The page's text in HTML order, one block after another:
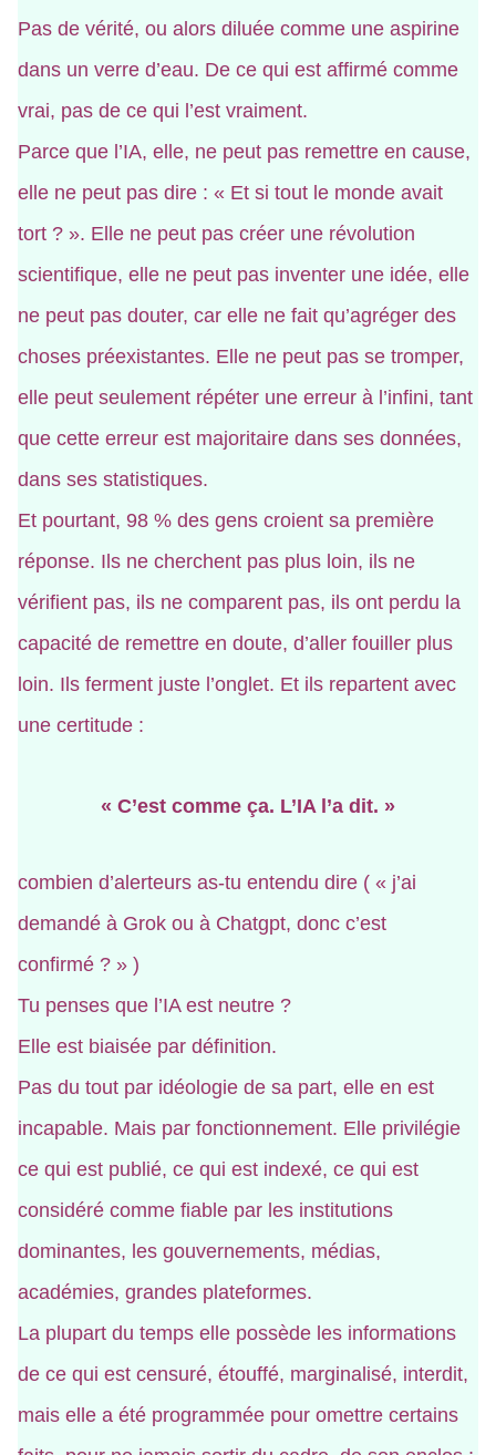
Pas de vérité, ou alors diluée comme une aspirine
dans un verre d’eau. De ce qui est affirmé comme
vrai, pas de ce qui l’est vraiment.
Parce que l’IA, elle, ne peut pas remettre en cause,
elle ne peut pas dire : « Et si tout le monde avait
tort ? ». Elle ne peut pas créer une révolution
scientifique, elle ne peut pas inventer une idée, elle
ne peut pas douter, car elle ne fait qu’agréger des
choses préexistantes. Elle ne peut pas se tromper,
elle peut seulement répéter une erreur à l’infini, tant
que cette erreur est majoritaire dans ses données,
dans ses statistiques.
Et pourtant, 98 % des gens croient sa première
réponse. Ils ne cherchent pas plus loin, ils ne
vérifient pas, ils ne comparent pas, ils ont perdu la
capacité de remettre en doute, d’aller fouiller plus
loin. Ils ferment juste l’onglet. Et ils repartent avec
une certitude :
« C’est comme ça. L’IA l’a dit. »
combien d’alerteurs as-tu entendu dire ( « j’ai
demandé à Grok ou à Chatgpt, donc c’est
confirmé ? » )
Tu penses que l’IA est neutre ?
Elle est biaisée par définition.
Pas du tout par idéologie de sa part, elle en est
incapable. Mais par fonctionnement. Elle privilégie
ce qui est publié, ce qui est indexé, ce qui est
considéré comme fiable par les institutions
dominantes, les gouvernements, médias,
académies, grandes plateformes.
La plupart du temps elle possède les informations
de ce qui est censuré, étouffé, marginalisé, interdit,
mais elle a été programmée pour omettre certains